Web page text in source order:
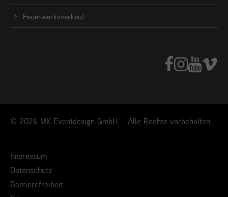
Feuerwerksverkauf
© 2026 MK Eventdesign GmbH – Alle Rechte vorbehalten
Impressum
Datenschutz
Barrierefreiheit